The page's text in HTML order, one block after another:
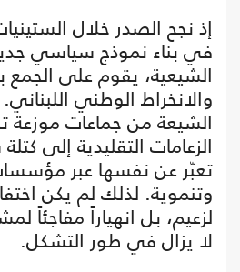
إذ نجح الصدر خلال
في بناء نموذج سياسي
الشيعية، يقوم على الجمع
والانخراط الوطني
الشيعة من جماعات
الزعامات التقليدية إلى
تعبّر عن نفسها عبر
وتنموية. لذلك لم يكن
لزعيم، بل انهياراً مفاجئاً
لا يزال في طور التشكل.